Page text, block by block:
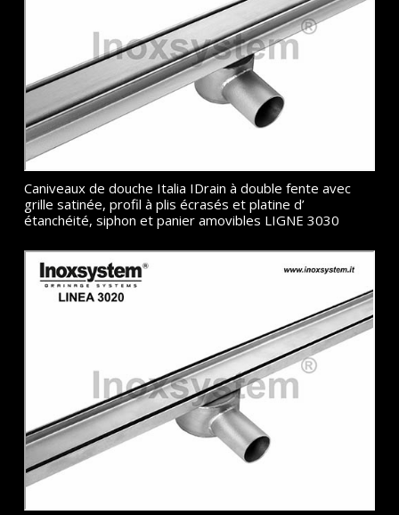
Caniveaux de douche Italia IDrain à double fente avec
grille satinée, profil à plis écrasés et platine d’
étanchéité, siphon et panier amovibles LIGNE 3030